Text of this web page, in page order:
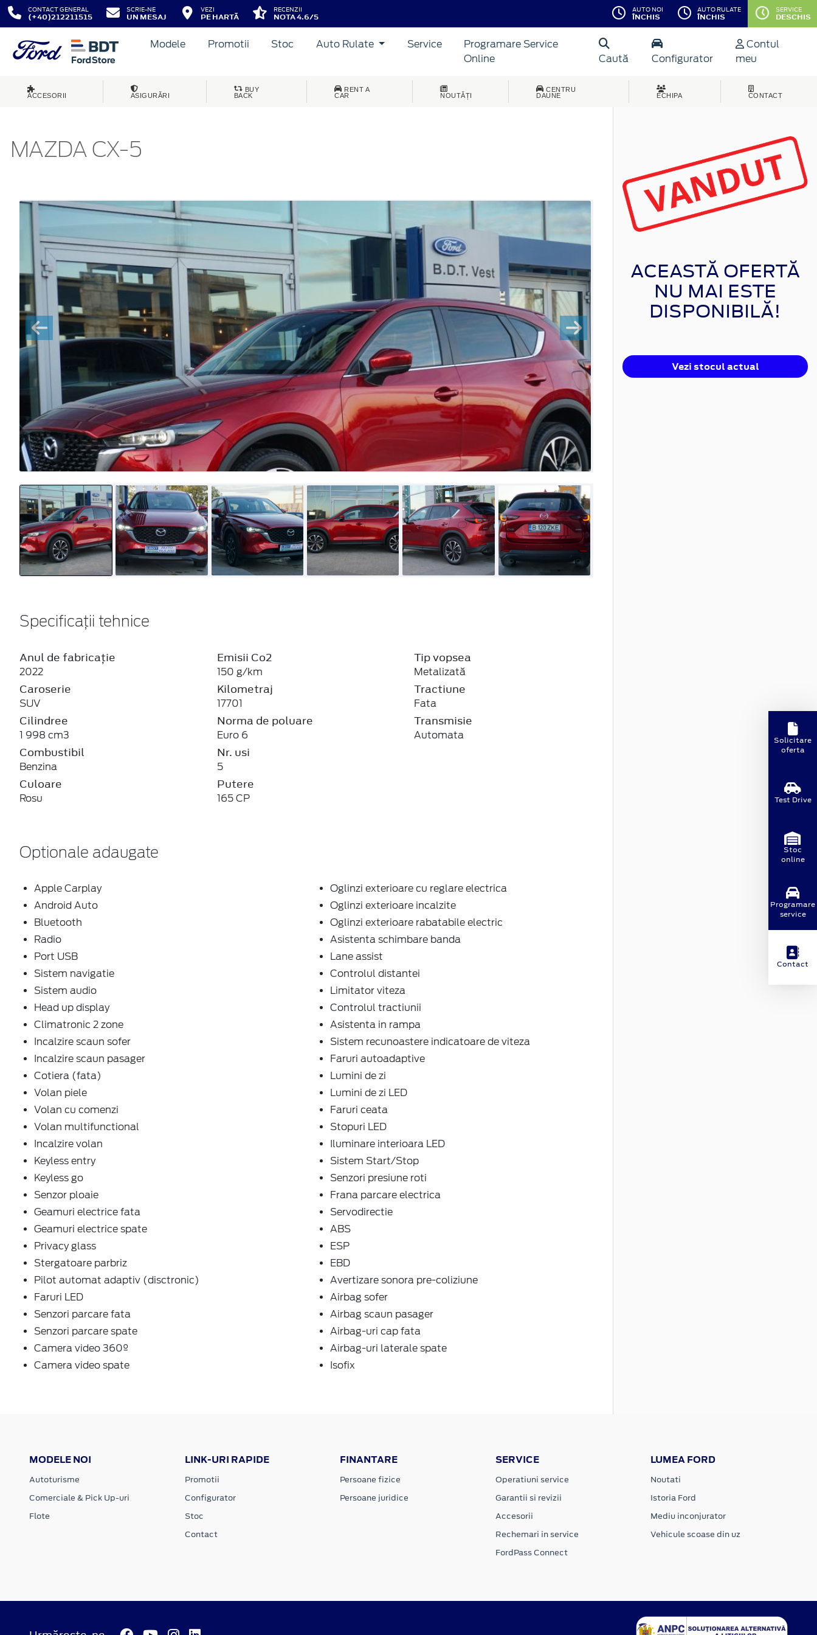
CONTACT GENERAL
(+40)212211515
SCRIE-NE
UN MESAJ
VEZI
PE HARTĂ
RECENZII
NOTA 4.6/5
AUTO NOI
ÎNCHIS
AUTO RULATE
ÎNCHIS
SERVICE
DESCHIS
Modele Promotii Stoc Auto Rulate Service
Programare Service
Online
Caută Configurator
Contul
meu
ACCESORII ASIGURĂRI
BUY
BACK
RENT A
CAR
NOUTĂȚI
CENTRU
DAUNE
ECHIPA CONTACT
MAZDA CX-5
Specificații tehnice
Anul de fabricație
2022
Caroserie
SUV
Cilindree
1 998 cm3
Combustibil
Benzina
Culoare
Rosu
Emisii Co2
150 g/km
Kilometraj
17701
Norma de poluare
Euro 6
Nr. usi
5
Putere
165 CP
Tip vopsea
Metalizată
Tractiune
Fata
Transmisie
Automata
Optionale adaugate
Apple Carplay
Android Auto
Bluetooth
Radio
Port USB
Sistem navigatie
Sistem audio
Head up display
Climatronic 2 zone
Incalzire scaun sofer
Incalzire scaun pasager
Cotiera (fata)
Volan piele
Volan cu comenzi
Volan multifunctional
Incalzire volan
Keyless entry
Keyless go
Senzor ploaie
Geamuri electrice fata
Geamuri electrice spate
Privacy glass
Stergatoare parbriz
Pilot automat adaptiv (disctronic)
Faruri LED
Senzori parcare fata
Senzori parcare spate
Camera video 360º
Camera video spate
Oglinzi exterioare cu reglare electrica
Oglinzi exterioare incalzite
Oglinzi exterioare rabatabile electric
Asistenta schimbare banda
Lane assist
Controlul distantei
Limitator viteza
Controlul tractiunii
Asistenta in rampa
Sistem recunoastere indicatoare de viteza
Faruri autoadaptive
Lumini de zi
Lumini de zi LED
Faruri ceata
Stopuri LED
Iluminare interioara LED
Sistem Start/Stop
Senzori presiune roti
Frana parcare electrica
Servodirectie
ABS
ESP
EBD
Avertizare sonora pre-coliziune
Airbag sofer
Airbag scaun pasager
Airbag-uri cap fata
Airbag-uri laterale spate
Isofix
ACEASTĂ OFERTĂ
NU MAI ESTE
DISPONIBILĂ!
Vezi stocul actual
MODELE NOI
Autoturisme
Comerciale & Pick Up-uri
Flote
LINK-URI RAPIDE
Promotii
Configurator
Stoc
Contact
FINANTARE
Persoane fizice
Persoane juridice
SERVICE
Operatiuni service
Garantii si revizii
Accesorii
Rechemari in service
FordPass Connect
LUMEA FORD
Noutati
Istoria Ford
Mediu inconjurator
Vehicule scoase din uz
Solicitare
oferta
Test Drive
Stoc
online
Programare
service
Contact